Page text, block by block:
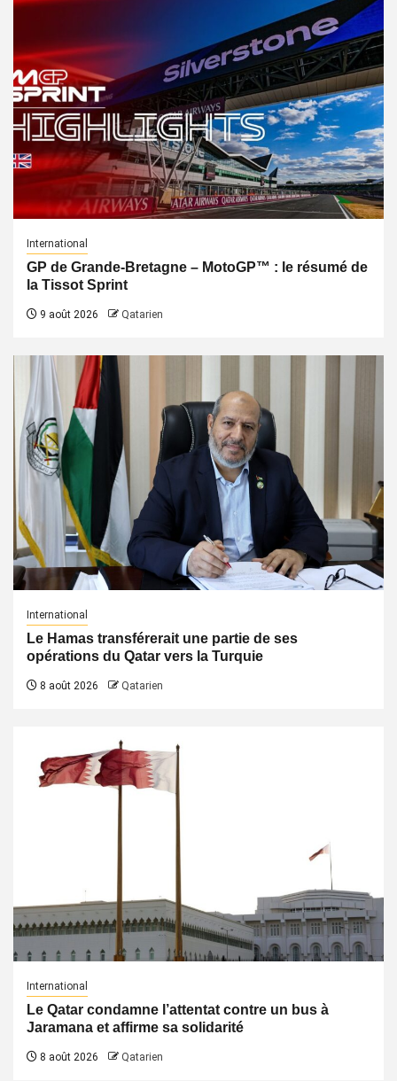
International
GP de Grande-Bretagne – MotoGP™ : le résumé de
la Tissot Sprint
9 août 2026 Qatarien
International
Le Hamas transférerait une partie de ses
opérations du Qatar vers la Turquie
8 août 2026 Qatarien
International
Le Qatar condamne l’attentat contre un bus à
Jaramana et affirme sa solidarité
8 août 2026 Qatarien